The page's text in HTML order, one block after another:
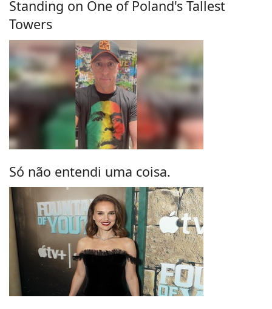
Standing on One of Poland's Tallest
Towers
Só não entendi uma coisa.